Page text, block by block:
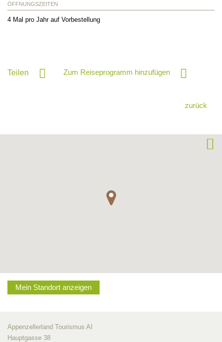
ÖFFNUNGSZEITEN
4 Mal pro Jahr auf Vorbestellung
Teilen Zum Reiseprogramm hinzufügen
zurück
Mein Standort anzeigen
Appenzellerland Tourismus AI
Hauptgasse 38